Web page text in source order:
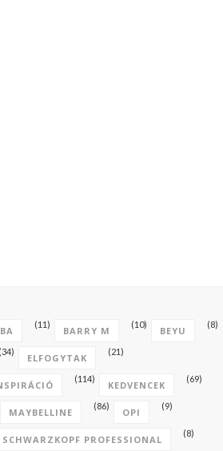
(11)
BARRY M
(10)
BEYU
(8)
(34)
ELFOGYTAK
(21)
(114)
KEDVENCEK
(69)
MAYBELLINE
(86)
OPI
(9)
SCHWARZKOPF PROFESSIONAL
(8)